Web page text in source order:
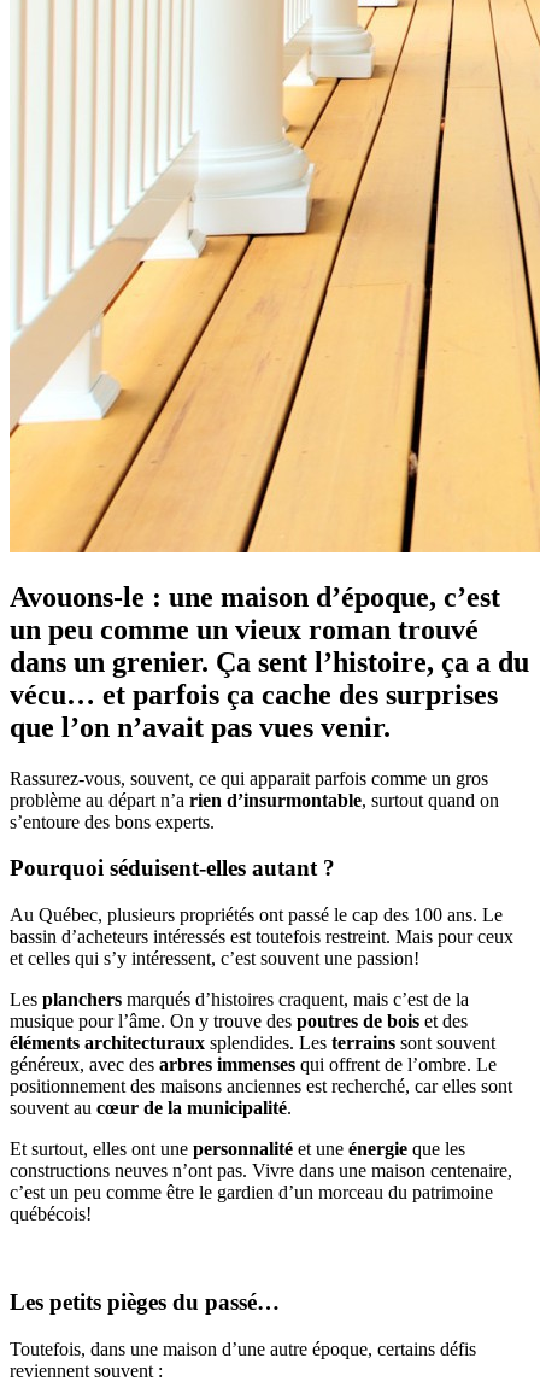
Avouons-le : une maison d’époque, c’est
un peu comme un vieux roman trouvé
dans un grenier. Ça sent l’histoire, ça a du
vécu… et parfois ça cache des surprises
que l’on n’avait pas vues venir.
Rassurez-vous, souvent, ce qui apparait parfois comme un gros
problème au départ n’a rien d’insurmontable, surtout quand on
s’entoure des bons experts.
Pourquoi séduisent-elles autant ?
Au Québec, plusieurs propriétés ont passé le cap des 100 ans. Le
bassin d’acheteurs intéressés est toutefois restreint. Mais pour ceux
et celles qui s’y intéressent, c’est souvent une passion!
Les planchers marqués d’histoires craquent, mais c’est de la
musique pour l’âme. On y trouve des poutres de bois et des
éléments architecturaux splendides. Les terrains sont souvent
généreux, avec des arbres immenses qui offrent de l’ombre. Le
positionnement des maisons anciennes est recherché, car elles sont
souvent au cœur de la municipalité.
Et surtout, elles ont une personnalité et une énergie que les
constructions neuves n’ont pas. Vivre dans une maison centenaire,
c’est un peu comme être le gardien d’un morceau du patrimoine
québécois!
Les petits pièges du passé…
Toutefois, dans une maison d’une autre époque, certains défis
reviennent souvent :